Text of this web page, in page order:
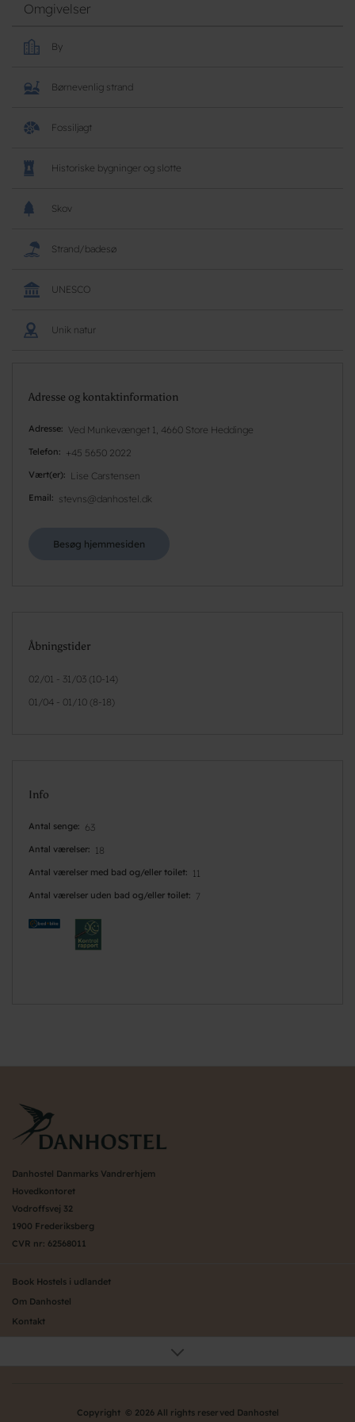
Omgivelser
By
Børnevenlig strand
Fossiljagt
Historiske bygninger og slotte
Skov
Strand/badesø
UNESCO
Unik natur
Adresse og kontaktinformation
Adresse Ved Munkevænget 1, 4660 Store Heddinge
Telefon +45 5650 2022
Vært(er) Lise Carstensen
Email stevns@danhostel.dk
Besøg hjemmesiden
Åbningstider
02/01 - 31/03 (10-14)
01/04 - 01/10 (8-18)
Info
Antal senge 63
Antal værelser 18
Antal værelser med bad og/eller toilet 11
Antal værelser uden bad og/eller toilet 7
Danhostel Danmarks Vandrerhjem
Hovedkontoret
Vodroffsvej 32
1900 Frederiksberg
CVR nr: 62568011
Book Hostels i udlandet
Om Danhostel
Kontakt
Organisation (hovedkontor)Copyright © 2026 All rights reserved Danhostel